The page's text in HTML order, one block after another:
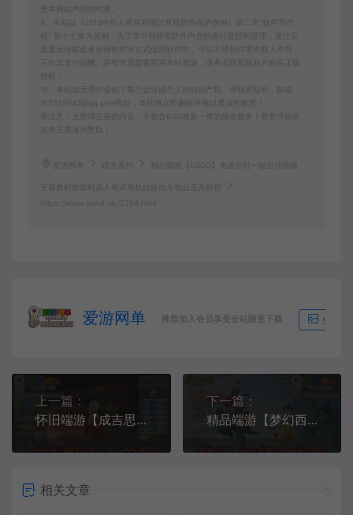
受本网站声明的约束。
9、本站以《2013中华人民共和国计算机软件保护条例》第二章"软件菩作
权” 第十七条为原则：为了学习和研究软件内含的设计思想和原理，通过安
装显示传输或者存储软件等方式使用软件的，可以不经软件著作权人许可，
不向其支付报酬。若有学员需要商用本站资源，请务必联系版权方购买正版
10、本站如无意中侵犯了某个企业或个人的知识产权，请联系站长，邮箱：
185529643@qq.com告知，本站将立即删除并致以最深的歉意！
请注意：无所谓完美的内容，不包含BUG修复一类的修改服务！若要求较高
追求完美请勿赞助！
爱游网单 端游系列 精品端游【CSGO】免虚拟机一键启动视频
安装教程智能机器人模式单机自娱自乐物品道具解锁
https://www.aywd.vip/2284.html
爱游网单 推荐加入会员享受全站随意下载 生成海
上一篇：
怀旧端游【成吉思汗2】血与沙视频安装教程虚拟机一键端GM工具成吉思汗全套修改资料
下一篇：
精品端游【梦幻西游】神梦3单机版家园假人自动任务助战命盘混沌图谱一键启动GM后台视频安装教程
相关文章